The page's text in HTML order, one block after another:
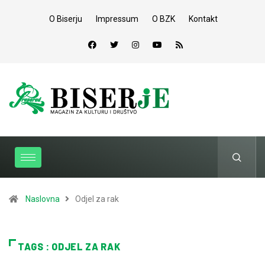
O Biserju Impressum O BZK Kontakt
Naslovna Odjel za rak
TAGS : ODJEL ZA RAK